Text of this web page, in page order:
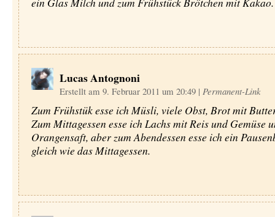
Lucas Antognoni
Erstellt am 9. Februar 2011 um 20:49 | Permanent-Link
Zum Frühstük esse ich Müsli, viele Obst, Brot mit
Zum Mittagessen esse ich Lachs mit Reis und Gemüse
Orangensaft, aber zum Abendessen esse ich ein
gleich wie das Mittagessen.